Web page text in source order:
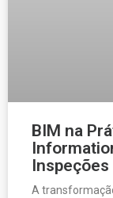
BIM na
A